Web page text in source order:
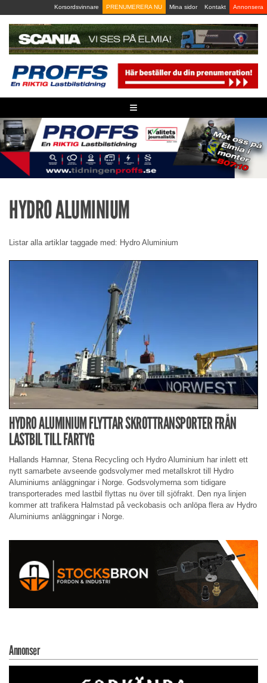
to
content
Korsordsvinnare PRENUMERERA NU Mina sidor Kontakt Annonsera
≡
HYDRO ALUMINIUM
Listar alla artiklar taggade med: Hydro Aluminium
HYDRO ALUMINIUM FLYTTAR SKROTTRANSPORTER FRÅN
LASTBIL TILL FARTYG
Hallands Hamnar, Stena Recycling och Hydro Aluminium har inlett ett
nytt samarbete avseende godsvolymer med metallskrot till Hydro
Aluminiums anläggningar i Norge. Godsvolymerna som tidigare
transporterades med lastbil flyttas nu över till sjöfrakt. Den nya linjen
kommer att trafikera Halmstad på veckobasis och anlöpa flera av Hydro
Aluminiums anläggningar i Norge.
Annonser